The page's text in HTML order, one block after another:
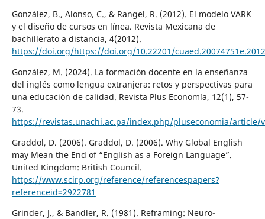
González, B., Alonso, C., & Rangel, R. (2012). El modelo VARK
y el diseño de cursos en línea. Revista Mexicana de
bachillerato a distancia, 4(2012).
https://doi.org/https://doi.org/10.22201/
González, M. (2024). La formación docente en la enseñanza
del inglés como lengua extranjera: retos y perspectivas para
una educación de calidad. Revista Plus Economía, 12(1), 57-
73.
https://revistas.unachi.ac.pa/index.php/pluseconomia/article/
Graddol, D. (2006). Graddol, D. (2006). Why Global English
may Mean the End of “English as a Foreign Language”.
United Kingdom: British Council.
https://www.scirp.org/reference/referencespapers?
referenceid=2922781
Grinder, J., & Bandler, R. (1981). Reframing: Neuro-